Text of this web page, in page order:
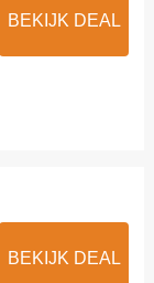
BEKIJK DEAL
BEKIJK DEAL